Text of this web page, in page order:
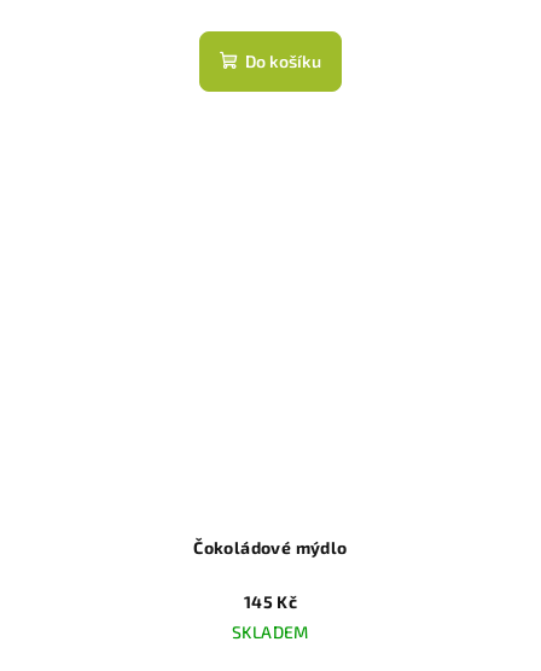
Do košíku
Čokoládové mýdlo
145 Kč
SKLADEM